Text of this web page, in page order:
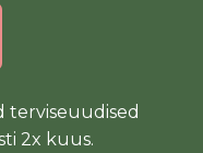
terviseuudised
2x kuus.